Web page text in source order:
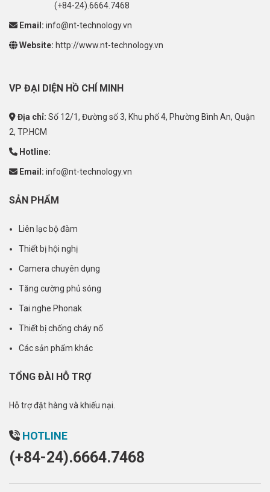
(+84-24).6664.7468
Email: info@nt-technology.vn
Website: http://www.nt-technology.vn
VP ĐẠI DIỆN HỒ CHÍ MINH
Địa chỉ: Số 12/1, Đường số 3, Khu phố 4, Phường Bình An, Quận
2, TP.HCM
Hotline:
Email: info@nt-technology.vn
SẢN PHẨM
Liên lạc bộ đàm
Thiết bị hội nghị
Camera chuyên dụng
Tăng cường phủ sóng
Tai nghe Phonak
Thiết bị chống cháy nổ
Các sản phẩm khác
TỔNG ĐÀI HỖ TRỢ
Hỗ trợ đặt hàng và khiếu nại.
HOTLINE
(+84-24).6664.7468